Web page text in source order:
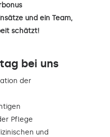
und ein Team,
schätzt!
bei uns
der
Pflege
und